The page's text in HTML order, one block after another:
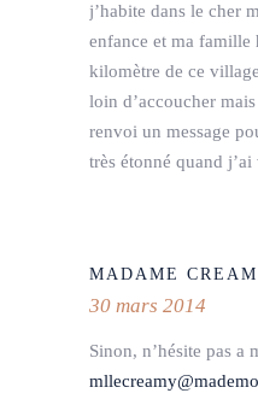
j’habite dans le cher
enfance et ma famille
kilomètre de ce
loin d’accoucher
renvoi un message
très étonné quand
MADAME
30 mars 2014
Sinon, n’hésite pas a